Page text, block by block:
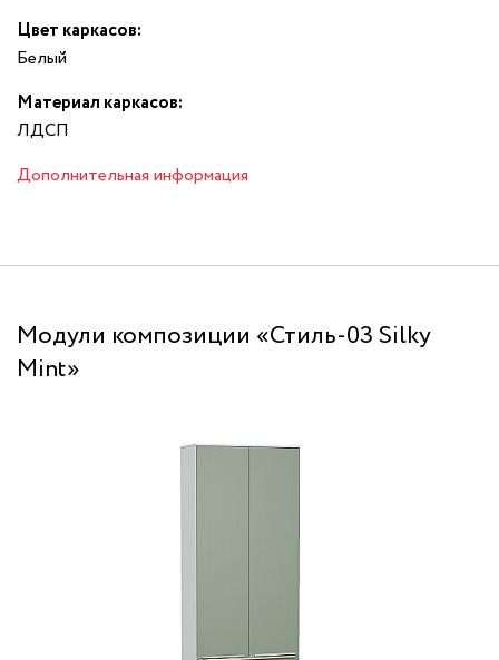
Цвет каркасов:
Белый
Материал каркасов:
ЛДСП
Дополнительная информация
Модули композиции «Стиль-03 Silky
Mint»